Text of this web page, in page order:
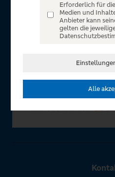
unserem einzigartigen Portal
atemberaubende Konzerte,
Fußball-Bundesliga sowie die
In Zusammenarbeit
Erforderlich für
Medien und
Anbieter kann
gelten die
Alle